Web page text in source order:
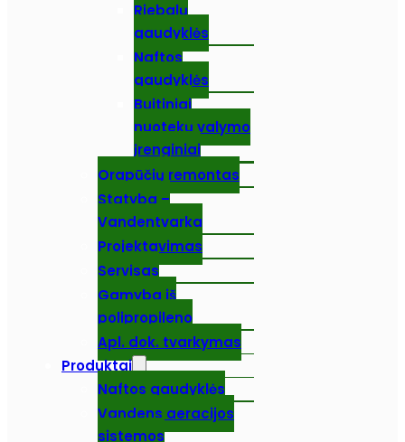
Riebalų
gaudyklės
Naftos
gaudyklės
Buitiniai
nuotekų valymo
įrenginiai
Orapūčių remontas
Statyba –
Vandentvarka
Projektavimas
Servisas
Gamyba iš
polipropileno
Apl. dok. tvarkymas
Produktai
Naftos gaudyklės
Vandens aeracijos
sistemos